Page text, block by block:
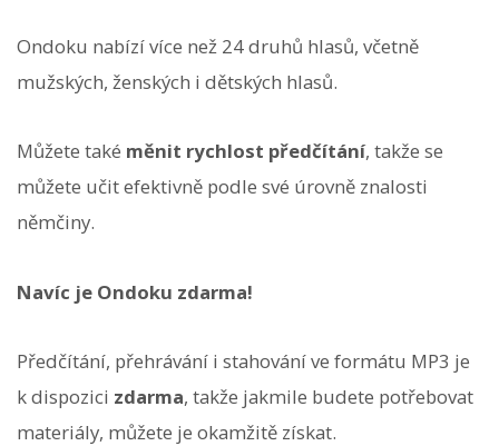
Ondoku nabízí více než 24 druhů hlasů, včetně
mužských, ženských i dětských hlasů.
Můžete také měnit rychlost předčítání, takže se
můžete učit efektivně podle své úrovně znalosti
němčiny.
Navíc je Ondoku zdarma!
Předčítání, přehrávání i stahování ve formátu MP3 je
k dispozici zdarma, takže jakmile budete potřebovat
materiály, můžete je okamžitě získat.